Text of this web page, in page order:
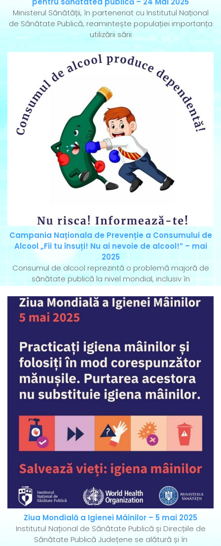
Ministerul Sănătății, în parteneriat cu Institutul Național
de Sănătate Publică, reamintește populației importanța
utilizării sării
Campania Naționala de Prevenție a Consumului de
Alcool „Fii tu însuți! Nu ai nevoie de alcool!” – mai
2025
Consumul de alcool reprezintă o problemă majoră de
sănătate publică la nivel mondial, inclusiv în
Ziua Mondială a Igienei Mâinilor – 5 mai 2025
Institutul Național de Sănătate Publică și Direcțiile de
Sănătate Publică Județene se alătură și în